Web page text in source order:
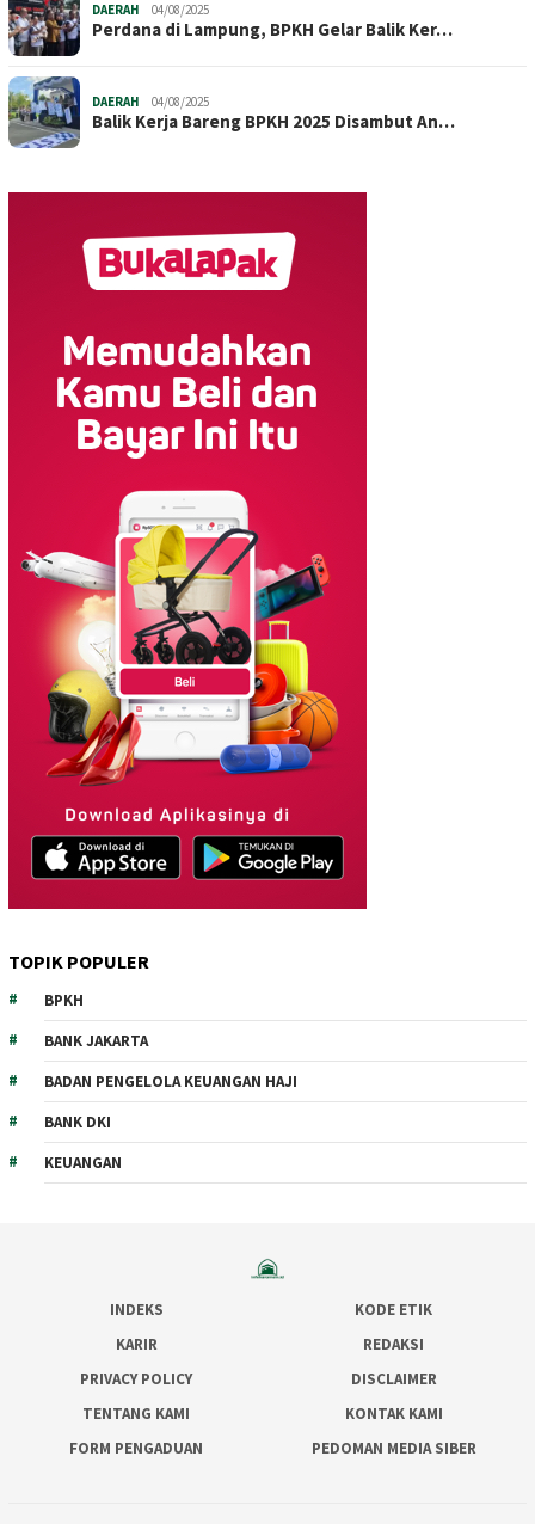
DAERAH 04/08/2025
Perdana di Lampung, BPKH Gelar Balik Ker…
DAERAH 04/08/2025
Balik Kerja Bareng BPKH 2025 Disambut An…
TOPIK POPULER
BPKH
BANK JAKARTA
BADAN PENGELOLA KEUANGAN HAJI
BANK DKI
KEUANGAN
INDEKS
KODE ETIK
KARIR
REDAKSI
PRIVACY POLICY
DISCLAIMER
TENTANG KAMI
KONTAK KAMI
FORM PENGADUAN
PEDOMAN MEDIA SIBER